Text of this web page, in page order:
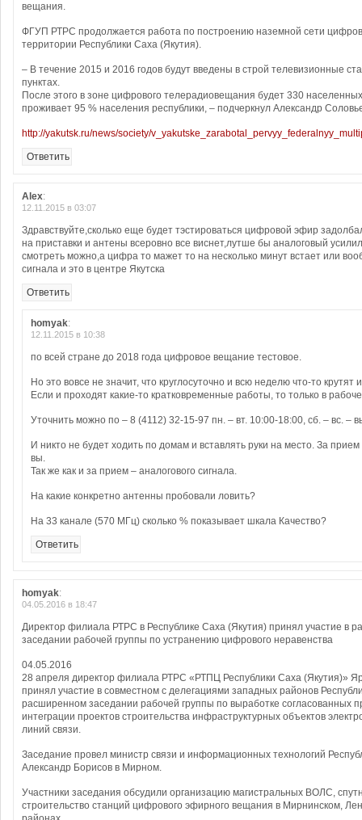
вещания.
ФГУП РТРС продолжается работа по построению наземной сети
территории Республики Саха (Якутия).
– В течение 2015 и 2016 годов будут введены в строй телевизионные
пунктах.
После этого в зоне цифрового телерадиовещания будет 330
проживает 95 % населения республики, – подчеркнул Александр
http://yakutsk.ru/news/society/
Ответить
Alex:
12.11.2015 в 03:07
Здравствуйте,сколько еще будет тэстироваться цифровой эфир
на приставки и антены всеровно все виснет,лутше бы аналоговый
смотреть можно,а цифра то мажет то на несколько минут встает или
сигнала и это в центре Якутска
Ответить
homyak:
12.11.2015 в 10:38
по всей стране до 2018 года цифровое вещание тестовое.
Но это вовсе не значит, что круглосуточно и всю неделю что-то крутят
Если и проходят какие-то кратковременные работы, то только в
Уточнить можно по – 8 (4112) 32-15-97 пн. – вт. 10:00-18:00, сб. – вс. –
И никто не будет ходить по домам и вставлять руки на место. За прием
вы.
Так же как и за прием – аналогового сигнала.
На какие конкретно антенны пробовали ловить?
На 33 канале (570 МГц) сколько % показывает шкала Качество?
Ответить
homyak:
04.05.2016 в 18:47
Директор филиала РТРС в Республике Саха (Якутия) принял участие в
заседании рабочей группы по устранению цифрового неравенства
04.05.2016
28 апреля директор филиала РТРС «РТПЦ Республики Саха (Якутия)»
принял участие в совместном с делегациями западных районов
расширенном заседании рабочей группы по выработке согласованных
интеграции проектов строительства инфраструктурных объектов
линий связи.
Заседание провел министр связи и информационных технологий
Александр Борисов в Мирном.
Участники заседания обсудили организацию магистральных ВОЛС,
строительство станций цифрового эфирного вещания в Мирнинском,